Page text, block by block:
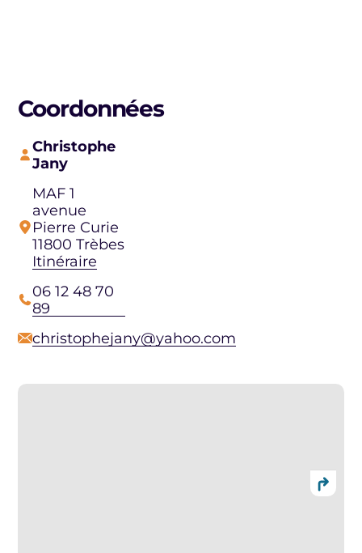
Coordonnées
Christophe
Jany
MAF 1
avenue
Pierre Curie
11800 Trèbes
Itinéraire
06 12 48 70
89
christophejany@yahoo.com